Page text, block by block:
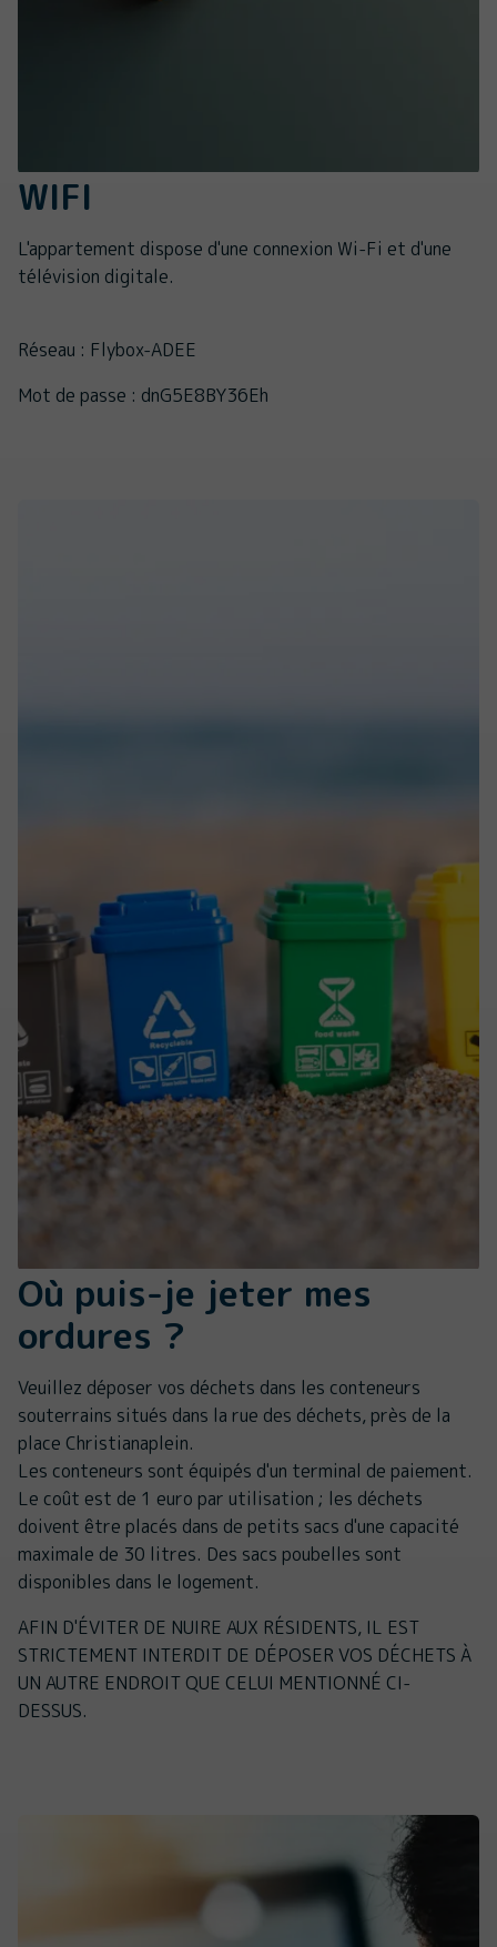
WIFI
L'appartement dispose d'une connexion Wi-Fi et d'une
télévision digitale.
Réseau : Flybox-ADEE
Mot de passe : dnG5E8BY36Eh
Où puis-je jeter mes
ordures ?
Veuillez déposer vos déchets dans les conteneurs
souterrains situés dans la rue des déchets, près de la
place Christianaplein.
Les conteneurs sont équipés d'un terminal de paiement.
Le coût est de 1 euro par utilisation ; les déchets
doivent être placés dans de petits sacs d'une capacité
maximale de 30 litres. Des sacs poubelles sont
disponibles dans le logement.
AFIN D'ÉVITER DE NUIRE AUX RÉSIDENTS, IL EST
STRICTEMENT INTERDIT DE DÉPOSER VOS DÉCHETS À
UN AUTRE ENDROIT QUE CELUI MENTIONNÉ CI-
DESSUS.